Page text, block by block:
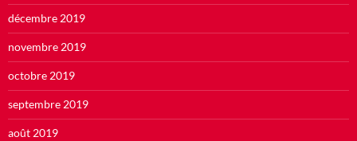
décembre 2019
novembre 2019
octobre 2019
septembre 2019
août 2019